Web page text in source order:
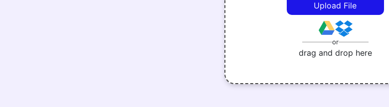
Upload File
or
drag and drop here